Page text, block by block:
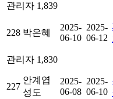
관리자 1,839
228 박은혜
2025-
06-10
2025-
06-12
관리자 1,830
227
안계엽
성도
2025-
06-08
2025-
06-10